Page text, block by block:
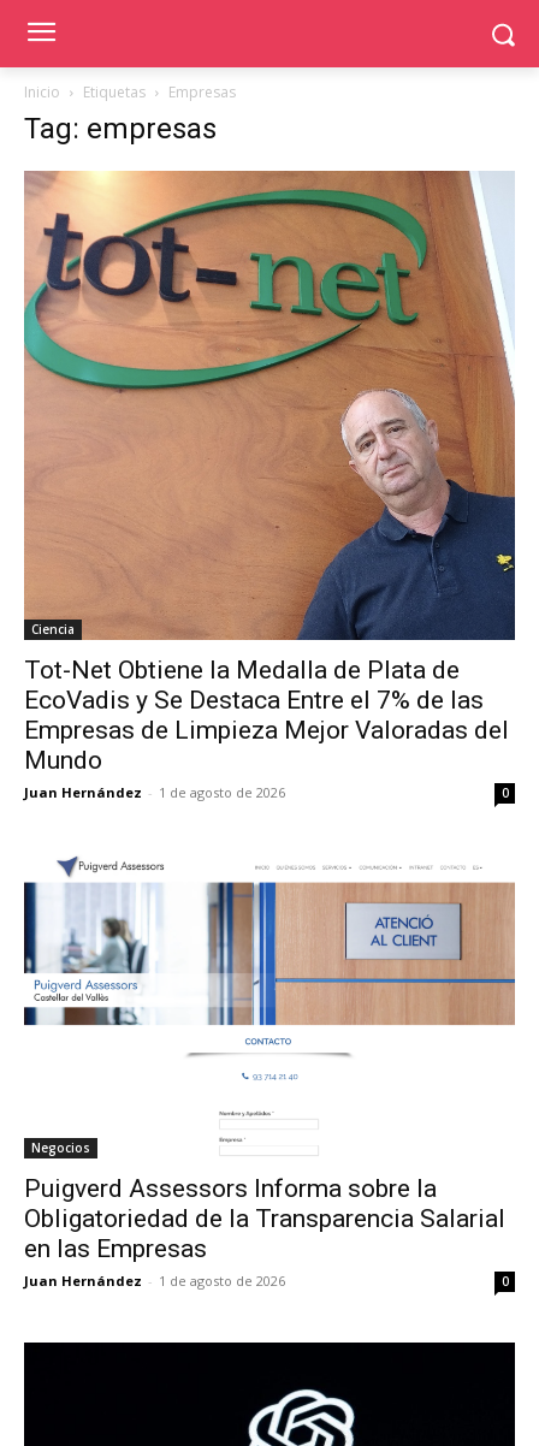
Inicio Etiquetas Empresas
Tag: empresas
Ciencia
Tot-Net Obtiene la Medalla de Plata de
EcoVadis y Se Destaca Entre el 7% de las
Empresas de Limpieza Mejor Valoradas del
Mundo
Juan Hernández - 1 de agosto de 2026 0
Negocios
Puigverd Assessors Informa sobre la
Obligatoriedad de la Transparencia Salarial
en las Empresas
Juan Hernández - 1 de agosto de 2026 0